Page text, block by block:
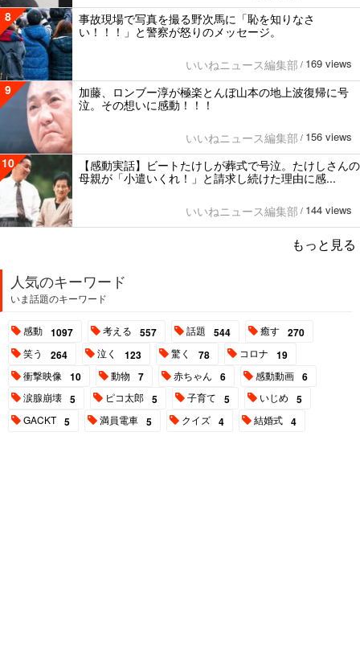
8
事故現場で写真を撮る野次馬に「恥を知りなさ
い！！！」と警察が怒りのメッセージ。
いいねニュース編集部 / 169 views
9
加藤、ロンブー淳が極楽とんぼ山本の地上波復帰に号
泣。その想いに感動！！！
いいねニュース編集部 / 156 views
10
【感動実話】ビートたけしが葬式で号泣。たけしさんの
母親が「小遣いくれ！」と請求し続けた理由に感...
いいねニュース編集部 / 144 views
もっと見る
人気のキーワード
いま話題のキーワード
感動 1097 考える 557 話題 544 癒す 270
笑う 264 泣く 123 驚く 78 コロナ 19
衝撃映像 10 動物 7 赤ちゃん 6 感動動画 6
涙腺崩壊 5 ピコ太郎 5 子育て 5 いじめ 5
GACKT 5 満員電車 5 クイズ 4 結婚式 4